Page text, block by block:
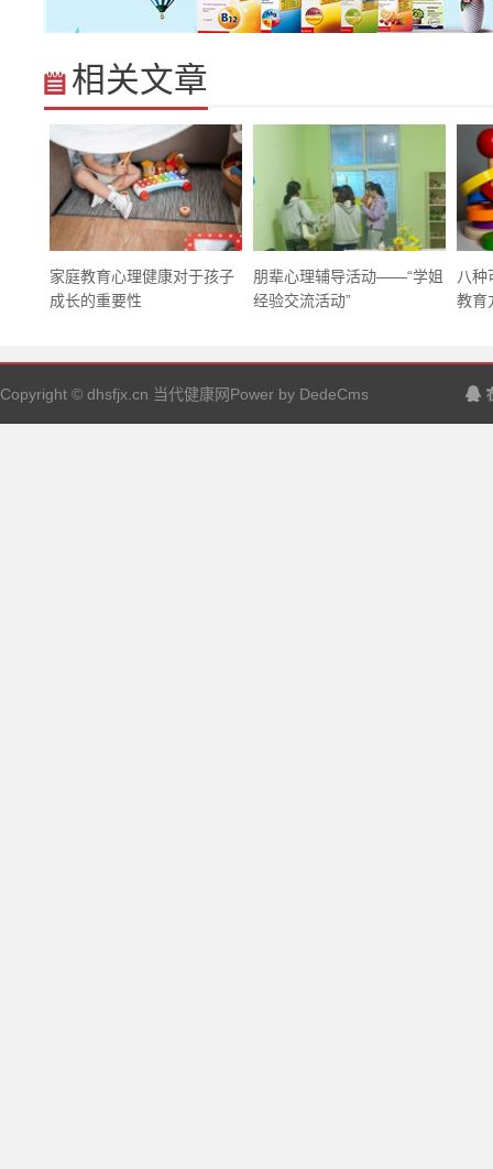
相关文章
家庭教育心理健康对于孩子
成长的重要性
朋辈心理辅导活动——“学姐
经验交流活动”
八种
教育
Copyright © dhsfjx.cn 当代健康网Power by DedeCms